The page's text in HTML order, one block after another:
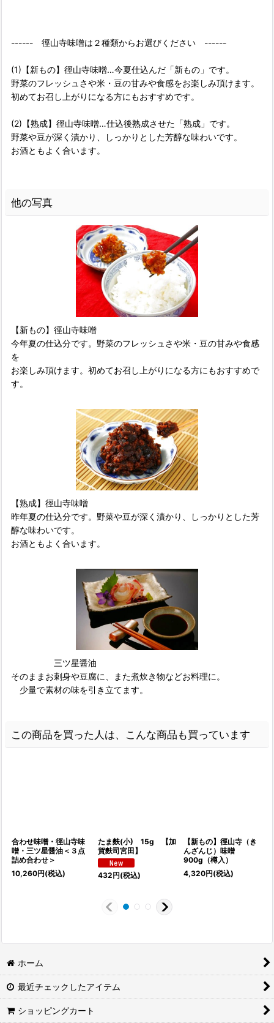
------ 徑山寺味噌は２種類からお選びください ------
(1)【新もの】徑山寺味噌…今夏仕込んだ「新もの」です。
野菜のフレッシュさや米・豆の甘みや食感をお楽しみ頂けます。
初めてお召し上がりになる方にもおすすめです。
(2)【熟成】徑山寺味噌…仕込後熟成させた「熟成」です。
野菜や豆が深く漬かり、しっかりとした芳醇な味わいです。
お酒ともよく合います。
他の写真
【新もの】徑山寺味噌
今年夏の仕込分です。野菜のフレッシュさや米・豆の甘みや食感
を
お楽しみ頂けます。初めてお召し上がりになる方にもおすすめで
す。
【熟成】徑山寺味噌
昨年夏の仕込分です。野菜や豆が深く漬かり、しっかりとした芳
醇な味わいです。
お酒ともよく合います。
三ツ星醤油
そのままお刺身や豆腐に、また煮炊き物などお料理に。
少量で素材の味を引き立てます。
この商品を買った人は、こんな商品も買っています
合わせ味噌・徑山寺味
噌・三ツ星醤油＜３点
詰め合わせ＞
10,260円(税込)
たま麩(小) 15g 【加
賀麩司宮田】
432円(税込)
【新もの】徑山寺（き
んざんじ）味噌
900g（樽入）
4,320円(税込)
ホーム
最近チェックしたアイテム
ショッピングカート